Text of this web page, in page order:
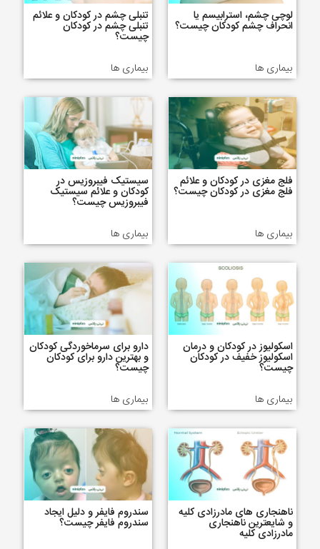
لوچی چشم، استرابیسم یا
انحراف چشم کودکان چیست؟
بیماری ها
تنبلی چشم در کودکان و علائم
تنبلی چشم در کودکان
چیست؟
بیماری ها
فلج مغزی در کودکان و علائم
فلج مغزی در کودکان چیست؟
بیماری ها
سیستیک فیبروزیس در
کودکان و علائم سیستیک
فیبروزیس چیست؟
بیماری ها
اسکولیوز در کودکان و درمان
اسکولیوز خفیف در کودکان
چیست؟
بیماری ها
دارو برای سرماخوردگی کودکان
و بهترین دارو برای کودکان
چیست؟
بیماری ها
ناهنجاری های مادرزادی کلیه
و شایعترین ناهنجاری
مادرزادی کلیه
سندروم فایفر و دلیل ایجاد
سندروم فایفر چیست؟